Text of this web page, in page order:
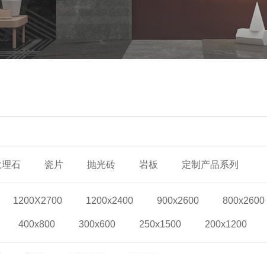
理石 瓷片 抛光砖 岩板 定制产品系列
1200X2700 1200x2400 900x2600 800x2600
400x800 300x600 250x1500 200x1200